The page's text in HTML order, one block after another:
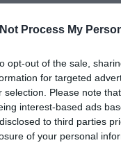
Process My
opt-out of the sale,
for targeted
selection. Please note
interest-based ads
to third parties
of your personal
te is úgy érzed,
végre rólunk,
építkezés
az amerikai fiú a
ismerőseidnek!
velünk,